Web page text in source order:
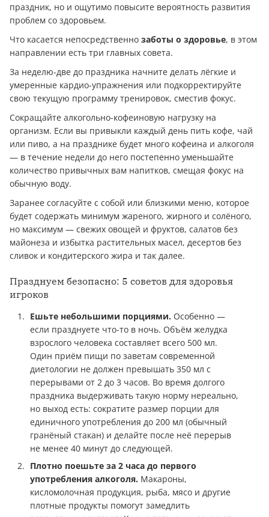
праздник, но и ощутимо повысите вероятность развития
проблем со здоровьем.
Что касается непосредственно заботы о здоровье, в этом
направлении есть три главных совета.
За неделю-две до праздника начните делать лёгкие и
умеренные кардио-упражнения или подкорректируйте
свою текущую программу тренировок, сместив фокус.
Сокращайте алкогольно-кофеиновую нагрузку на
организм. Если вы привыкли каждый день пить кофе, чай
или пиво, а на празднике будет много кофеина и алкоголя
— в течение недели до него постепенно уменьшайте
количество привычных вам напитков, смещая фокус на
обычную воду.
Заранее согласуйте с собой или близкими меню, которое
будет содержать минимум жареного, жирного и солёного,
но максимум — свежих овощей и фруктов, салатов без
майонеза и избытка растительных масел, десертов без
сливок и кондитерского жира и так далее.
Празднуем безопасно: 5 советов для здоровья
игроков
Ешьте небольшими порциями. Особенно —
если празднуете что-то в ночь. Объём желудка
взрослого человека составляет всего 500 мл.
Один приём пищи по заветам современной
диетологии не должен превышать 350 мл с
перерывами от 2 до 3 часов. Во время долгого
праздника выдерживать такую норму нереально,
но выход есть: сократите размер порции для
единичного употребления до 200 мл (обычный
гранёный стакан) и делайте после неё перерыв
не менее 40 минут до следующей.
Плотно поешьте за 2 часа до первого
употребления алкоголя. Макароны,
кисломолочная продукция, рыба, мясо и другие
плотные продукты помогут замедлить